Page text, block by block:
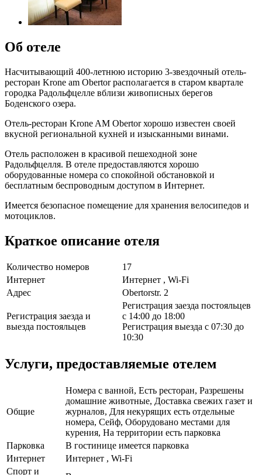
Об отеле
Насчитывающий 400-летнюю историю 3-звездочный отель-
ресторан Krone am Obertor располагается в старом квартале
городка Радольфцелле вблизи живописных берегов
Боденского озера.
Отель-ресторан Krone AM Obertor хорошо известен своей
вкусной региональной кухней и изысканными винами.
Отель расположен в красивой пешеходной зоне
Радольфцелля. В отеле предоставляются хорошо
оборудованные номера со спокойной обстановкой и
бесплатным беспроводным доступом в Интернет.
Имеется безопасное помещение для хранения велосипедов и
мотоциклов.
Краткое описание отеля
Количество номеров
17
Интернет
Интернет , Wi-Fi
Адрес
Obertorstr. 2
Регистрация заезда и
выезда постояльцев
Регистрация заезда постояльцев
с 14:00 до 18:00
Регистрация выезда с 07:30 до
10:30
Услуги, предоставляемые отелем
Общие
Номера с ванной, Есть ресторан, Разрешены
домашние животные, Доставка свежих газет и
журналов, Для некурящих есть отдельные
номера, Сейф, Оборудовано местами для
курения, На территории есть парковка
Парковка
В гостинице имеется парковка
Интернет
Интернет , Wi-Fi
Спорт и